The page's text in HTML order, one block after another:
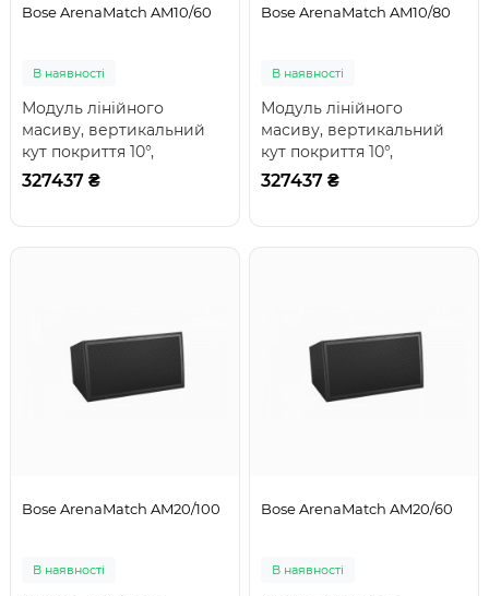
Bose ArenaMatch AM10/60
В наявності
Модуль лінійного
масиву, вертикальний
кут покриття 10°,
горизонтальний
327437 ₴
Bose ArenaMatch AM10/80
В наявності
Модуль лінійного
масиву, вертикальний
кут покриття 10°,
горизонтальний
327437 ₴
Bose ArenaMatch AM20/100
В наявності
Bose ArenaMatch AM20/60
В наявності